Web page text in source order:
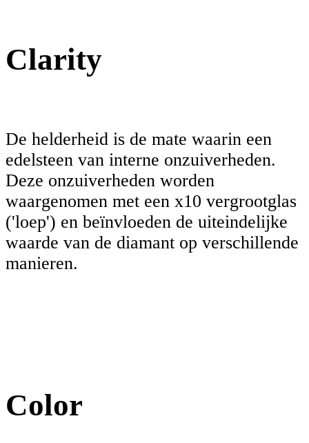
Clarity
De helderheid is de mate waarin een
edelsteen van interne onzuiverheden.
Deze onzuiverheden worden
waargenomen met een x10 vergrootglas
('loep') en beïnvloeden de uiteindelijke
waarde van de diamant op verschillende
manieren.
Color